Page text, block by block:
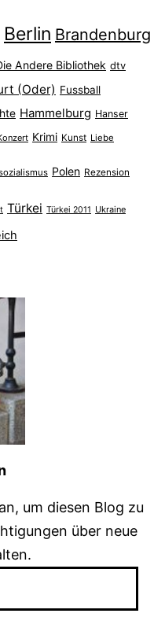
Berlin Brandenburg
Andere Bibliothek dtv
(Oder) Fussball
Hammelburg Hanser
Krimi Kunst Liebe
Polen Rezension
Türkei Türkei 2011 Ukraine
um diesen Blog zu
über neue